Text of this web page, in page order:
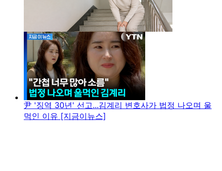
尹 '징역 30년' 선고...김계리 변호사가 법정 나오며 울
먹인 이유 [지금이뉴스]